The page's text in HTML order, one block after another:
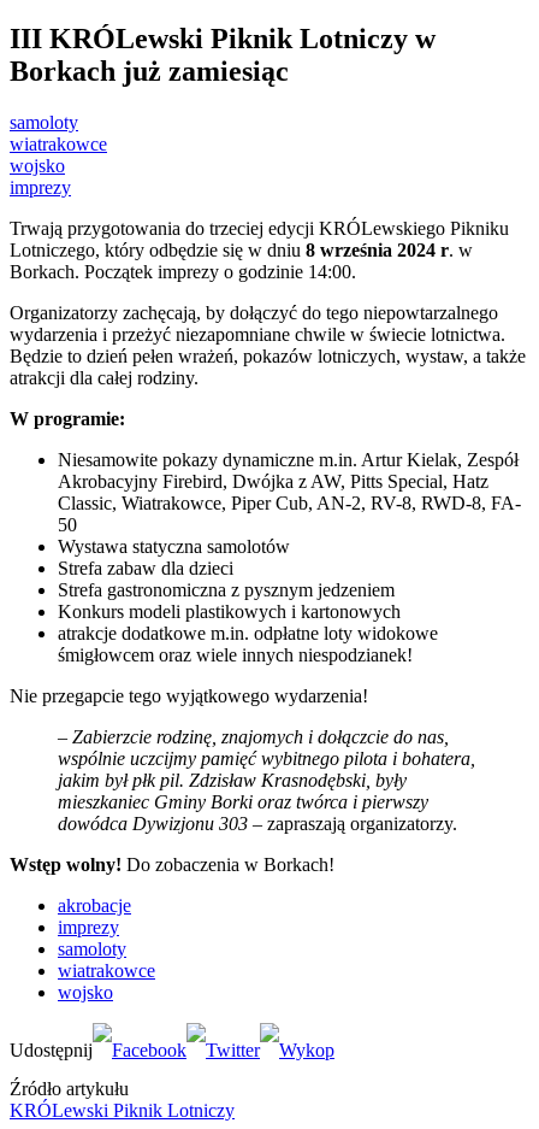
III KRÓLewski Piknik Lotniczy w
Borkach już zamiesiąc
samoloty
wiatrakowce
wojsko
imprezy
Trwają przygotowania do trzeciej edycji KRÓLewskiego Pikniku
Lotniczego, który odbędzie się w dniu 8 września 2024 r. w
Borkach. Początek imprezy o godzinie 14:00.
Organizatorzy zachęcają, by dołączyć do tego niepowtarzalnego
wydarzenia i przeżyć niezapomniane chwile w świecie lotnictwa.
Będzie to dzień pełen wrażeń, pokazów lotniczych, wystaw, a także
atrakcji dla całej rodziny.
W programie:
Niesamowite pokazy dynamiczne m.in. Artur Kielak, Zespół
Akrobacyjny Firebird, Dwójka z AW, Pitts Special, Hatz
Classic, Wiatrakowce, Piper Cub, AN-2, RV-8, RWD-8, FA-
50
Wystawa statyczna samolotów
Strefa zabaw dla dzieci
Strefa gastronomiczna z pysznym jedzeniem
Konkurs modeli plastikowych i kartonowych
atrakcje dodatkowe m.in. odpłatne loty widokowe
śmigłowcem oraz wiele innych niespodzianek!
Nie przegapcie tego wyjątkowego wydarzenia!
– Zabierzcie rodzinę, znajomych i dołączcie do nas,
wspólnie uczcijmy pamięć wybitnego pilota i bohatera,
jakim był płk pil. Zdzisław Krasnodębski, były
mieszkaniec Gminy Borki oraz twórca i pierwszy
dowódca Dywizjonu 303 – zapraszają organizatorzy.
Wstęp wolny! Do zobaczenia w Borkach!
akrobacje
imprezy
samoloty
wiatrakowce
wojsko
Źródło artykułu
KRÓLewski Piknik Lotniczy